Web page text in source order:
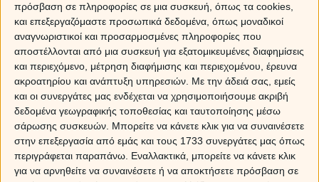
πρόσβαση σε πληροφορίες σε μια συσκευή, όπως τα cookies,
και επεξεργαζόμαστε προσωπικά δεδομένα, όπως μοναδικοί
αναγνωριστικοί και προσαρμοσμένες πληροφορίες που
αποστέλλονται από μια συσκευή για εξατομικευμένες διαφημίσεις
και περιεχόμενο, μέτρηση διαφήμισης και περιεχομένου, έρευνα
ακροατηρίου και ανάπτυξη υπηρεσιών. Με την άδειά σας, εμείς
και οι συνεργάτες μας ενδέχεται να χρησιμοποιήσουμε ακριβή
δεδομένα γεωγραφικής τοποθεσίας και ταυτοποίησης μέσω
σάρωσης συσκευών. Μπορείτε να κάνετε κλικ για να συναινέσετε
στην επεξεργασία από εμάς και τους 1733 συνεργάτες μας όπως
περιγράφεται παραπάνω. Εναλλακτικά, μπορείτε να κάνετε κλικ
για να αρνηθείτε να συναινέσετε ή να αποκτήσετε πρόσβαση σε